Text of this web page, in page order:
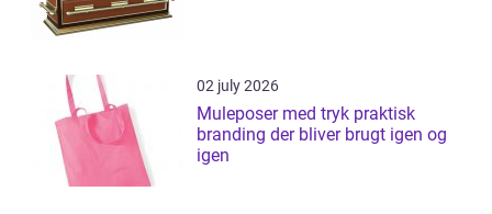
02 july 2026
Muleposer med tryk praktisk
branding der bliver brugt igen og
igen